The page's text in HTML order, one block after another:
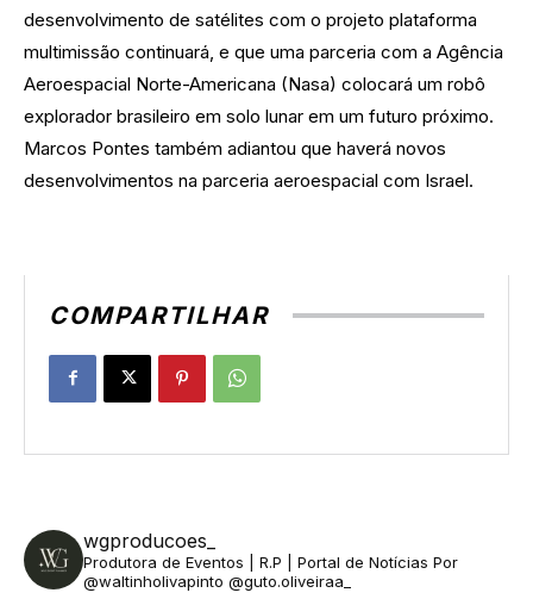
desenvolvimento de satélites com o projeto plataforma
multimissão continuará, e que uma parceria com a Agência
Aeroespacial Norte-Americana (Nasa) colocará um robô
explorador brasileiro em solo lunar em um futuro próximo.
Marcos Pontes também adiantou que haverá novos
desenvolvimentos na parceria aeroespacial com Israel.
COMPARTILHAR
wgproducoes_
Produtora de Eventos | R.P | Portal de Notícias Por
@waltinholivapinto @guto.oliveiraa_